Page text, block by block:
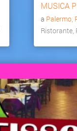
MUSICA
a Palermo,
Ristorante,